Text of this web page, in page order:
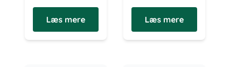
Læs mere Læs mere